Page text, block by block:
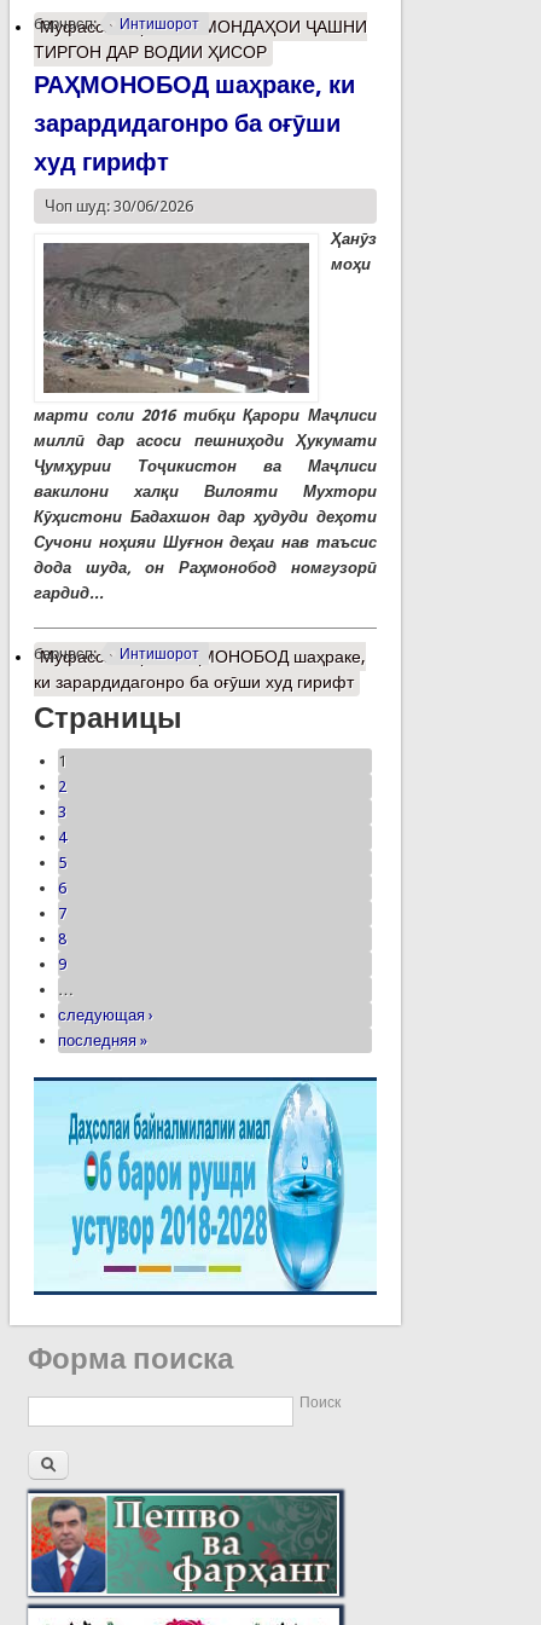
барчасп: Интишорот
Муфассалтаро БОЗМОНДАҲОИ ҶАШНИ
ТИРГОН ДАР ВОДИИ ҲИСОР
РАҲМОНОБОД шаҳраке, ки
зарардидагонро ба оғӯши
худ гирифт
Чоп шуд: 30/06/2026
Ҳанӯз
моҳи
марти соли 2016 тибқи Қарори Маҷлиси
миллӣ дар асоси пешниҳоди Ҳукумати
Ҷумҳурии Тоҷикистон ва Маҷлиси
вакилони халқи Вилояти Мухтори
Кӯҳистони Бадахшон дар ҳудуди деҳоти
Сучони ноҳияи Шуғнон деҳаи нав таъсис
дода шуда, он Раҳмонобод номгузорӣ
гардид...
барчасп: Интишорот
Муфассалтаро РАҲМОНОБОД шаҳраке,
ки зарардидагонро ба оғӯши худ гирифт
Страницы
1
2
3
4
5
6
7
8
9
…
следующая ›
последняя »
Форма поиска
Поиск